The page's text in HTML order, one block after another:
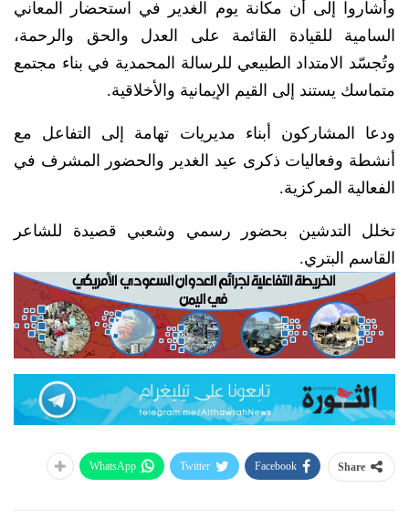
وأشاروا إلى أن مكانة يوم الغدير في استحضار المعاني
السامية للقيادة القائمة على العدل والحق والرحمة،
وتُجسّد الامتداد الطبيعي للرسالة المحمدية في بناء مجتمع
متماسك يستند إلى القيم الإيمانية والأخلاقية.
ودعا المشاركون أبناء مديريات تهامة إلى التفاعل مع
أنشطة وفعاليات ذكرى عيد الغدير والحضور المشرف في
الفعالية المركزية.
تخلل التدشين بحضور رسمي وشعبي قصيدة للشاعر
القاسم البتري.
Share
Facebook
Twitter
WhatsApp